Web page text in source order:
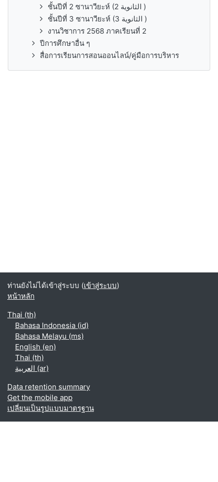
ชั้นปีที่ 2 ซานาวียะห์ (2 الثانوية )
ชั้นปีที่ 3 ซานาวียะห์ (3 الثانوية )
งานวิชาการ 2568 ภาคเรียนที่ 2
ปีการศึกษาอื่น ๆ
สื่อการเรียนการสอนออนไลน์/คู่มือการบริหาร
ท่านยังไม่ได้เข้าสู่ระบบ (เข้าสู่ระบบ)
หน้าหลัก
Thai ‎(th)‎
Bahasa Indonesia ‎(id)‎
Bahasa Melayu ‎(ms)‎
English ‎(en)‎
Thai ‎(th)‎
العربية ‎(ar)‎
Data retention summary
Get the mobile app
เปลี่ยนเป็นรูปแบบมาตรฐาน